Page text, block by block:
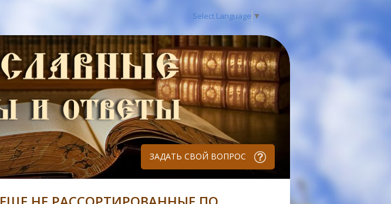
Select Language ▼
ЗАДАТЬ СВОЙ ВОПРОС